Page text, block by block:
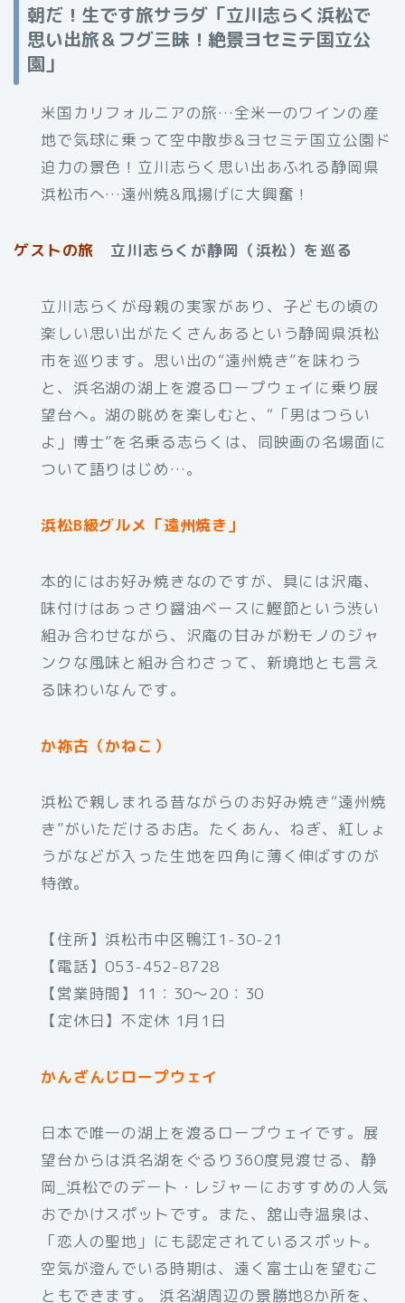
朝だ！生です旅サラダ「立川志らく浜松で
思い出旅＆フグ三昧！絶景ヨセミテ国立公
園」
米国カリフォルニアの旅…全米一のワインの産
地で気球に乗って空中散歩&ヨセミテ国立公園ド
迫力の景色！立川志らく思い出あふれる静岡県
浜松市へ…遠州焼&凧揚げに大興奮！
ゲストの旅 立川志らくが静岡（浜松）を巡る
立川志らくが母親の実家があり、子どもの頃の
楽しい思い出がたくさんあるという静岡県浜松
市を巡ります。思い出の“遠州焼き”を味わう
と、浜名湖の湖上を渡るロープウェイに乗り展
望台へ。湖の眺めを楽しむと、“「男はつらい
よ」博士”を名乗る志らくは、同映画の名場面に
ついて語りはじめ…。
浜松B級グルメ「遠州焼き」
本的にはお好み焼きなのですが、具には沢庵、
味付けはあっさり醤油ベースに鰹節という渋い
組み合わせながら、沢庵の甘みが粉モノのジャ
ンクな風味と組み合わさって、新境地とも言え
る味わいなんです。
か祢古（かねこ）
浜松で親しまれる昔ながらのお好み焼き“遠州焼
き”がいただけるお店。たくあん、ねぎ、紅しょ
うがなどが入った生地を四角に薄く伸ばすのが
特徴。
【住所】浜松市中区鴨江1-30-21
【電話】053-452-8728
【営業時間】11：30～20：30
【定休日】不定休 1月1日
かんざんじロープウェイ
日本で唯一の湖上を渡るロープウェイです。展
望台からは浜名湖をぐるり360度見渡せる、静
岡_浜松でのデート・レジャーにおすすめの人気
おでかけスポットです。また、舘山寺温泉は、
「恋人の聖地」にも認定されているスポット。
空気が澄んでいる時期は、遠く富士山を望むこ
ともできます。 浜名湖周辺の景勝地8か所を、